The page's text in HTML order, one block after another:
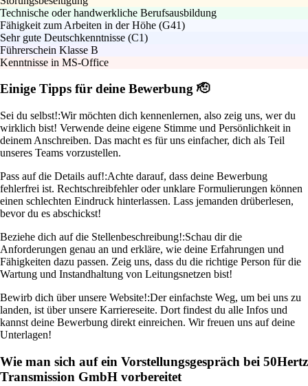
Technische oder handwerkliche Berufsausbildung
Fähigkeit zum Arbeiten in der Höhe (G41)
Sehr gute Deutschkenntnisse (C1)
Führerschein Klasse B
Kenntnisse in MS-Office
Einige Tipps für deine Bewerbung 🫡
Sei du selbst!:Wir möchten dich kennenlernen, also zeig uns, wer du
wirklich bist! Verwende deine eigene Stimme und Persönlichkeit in
deinem Anschreiben. Das macht es für uns einfacher, dich als Teil
unseres Teams vorzustellen.
Pass auf die Details auf!:Achte darauf, dass deine Bewerbung
fehlerfrei ist. Rechtschreibfehler oder unklare Formulierungen können
einen schlechten Eindruck hinterlassen. Lass jemanden drüberlesen,
bevor du es abschickst!
Beziehe dich auf die Stellenbeschreibung!:Schau dir die
Anforderungen genau an und erkläre, wie deine Erfahrungen und
Fähigkeiten dazu passen. Zeig uns, dass du die richtige Person für die
Wartung und Instandhaltung von Leitungsnetzen bist!
Bewirb dich über unsere Website!:Der einfachste Weg, um bei uns zu
landen, ist über unsere Karriereseite. Dort findest du alle Infos und
kannst deine Bewerbung direkt einreichen. Wir freuen uns auf deine
Unterlagen!
Wie man sich auf ein Vorstellungsgespräch bei 50Hertz
Transmission GmbH vorbereitet